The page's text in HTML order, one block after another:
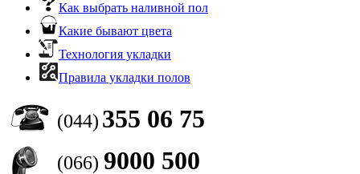
Как выбрать наливной пол
Какие бывают цвета
Технология укладки
Правила укладки полов
(044) 355 06 75
(066) 9000 500